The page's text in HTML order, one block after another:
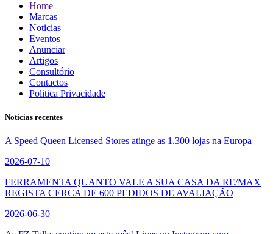
Home
Marcas
Noticias
Eventos
Anunciar
Artigos
Consultório
Contactos
Politica Privacidade
Noticias recentes
A Speed Queen Licensed Stores atinge as 1.300 lojas na Europa
2026-07-10
FERRAMENTA QUANTO VALE A SUA CASA DA RE/MAX
REGISTA CERCA DE 600 PEDIDOS DE AVALIAÇÃO
2026-06-30